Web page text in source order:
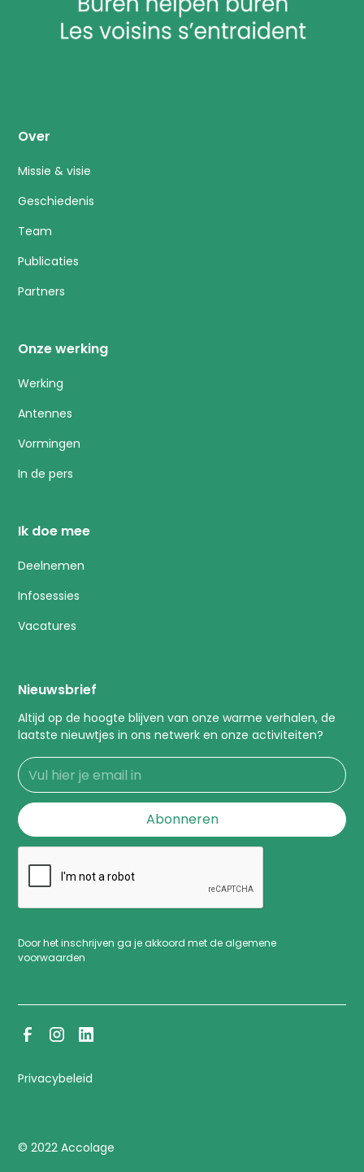
Over
Missie & visie
Geschiedenis
Team
Publicaties
Partners
Onze werking
Werking
Antennes
Vormingen
In de pers
Ik doe mee
Deelnemen
Infosessies
Vacatures
Nieuwsbrief
Altijd op de hoogte blijven van onze warme verhalen, de
laatste nieuwtjes in ons netwerk en onze activiteiten?
Door het inschrijven ga je akkoord met de algemene
voorwaarden
© 2022 Accolage
Privacybeleid